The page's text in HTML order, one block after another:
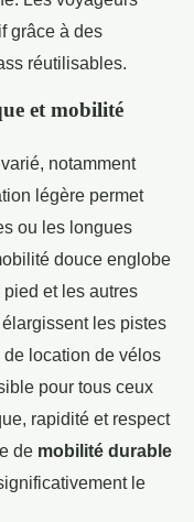
grâce à des
réutilisables.
et mobilité
notamment
légère permet
ou les longues
douce englobe
et les autres
les pistes
location de vélos
pour tous ceux
rapidité et respect
de mobilité durable
le